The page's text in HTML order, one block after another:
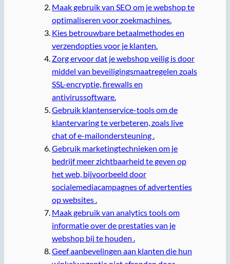
Maak gebruik van SEO om je webshop te
optimaliseren voor zoekmachines.
Kies betrouwbare betaalmethodes en
verzendopties voor je klanten.
Zorg ervoor dat je webshop veilig is door
middel van beveiligingsmaatregelen zoals
SSL-encryptie, firewalls en
antivirussoftware.
Gebruik klantenservice-tools om de
klantervaring te verbeteren, zoals live
chat of e-mailondersteuning .
Gebruik marketingtechnieken om je
bedrijf meer zichtbaarheid te geven op
het web, bijvoorbeeld door
socialemediacampagnes of advertenties
op websites .
Maak gebruik van analytics tools om
informatie over de prestaties van je
webshop bij te houden .
Geef aanbevelingen aan klanten die hun